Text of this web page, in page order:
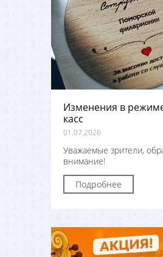
Изменения в
касс
01.07.2026
Уважаемые зрители,
внимание!
Подробнее